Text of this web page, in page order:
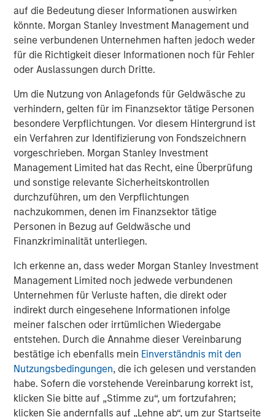
auf die Bedeutung dieser Informationen auswirken
könnte. Morgan Stanley Investment Management und
seine verbundenen Unternehmen haften jedoch weder
für die Richtigkeit dieser Informationen noch für Fehler
oder Auslassungen durch Dritte.
Um die Nutzung von Anlagefonds für Geldwäsche zu
verhindern, gelten für im Finanzsektor tätige Personen
besondere Verpflichtungen. Vor diesem Hintergrund ist
ein Verfahren zur Identifizierung von Fondszeichnern
vorgeschrieben. Morgan Stanley Investment
Management Limited hat das Recht, eine Überprüfung
und sonstige relevante Sicherheitskontrollen
durchzuführen, um den Verpflichtungen
nachzukommen, denen im Finanzsektor tätige
Personen in Bezug auf Geldwäsche und
Finanzkriminalität unterliegen.
Ich erkenne an, dass weder Morgan Stanley Investment
Management Limited noch jedwede verbundenen
Unternehmen für Verluste haften, die direkt oder
indirekt durch eingesehene Informationen infolge
meiner falschen oder irrtümlichen Wiedergabe
entstehen. Durch die Annahme dieser Vereinbarung
bestätige ich ebenfalls mein Einverständnis mit den
Nutzungsbedingungen, die ich gelesen und verstanden
habe. Sofern die vorstehende Vereinbarung korrekt ist,
klicken Sie bitte auf „Stimme zu“, um fortzufahren;
klicken Sie andernfalls auf „Lehne ab“, um zur Startseite
outperformance in the coming year. Our outlook calls for
global growth to moderate yet remain positive, with the
potential to reaccelerate in the second half. Corporate
fundamentals appear solid, supported by rising profits,
while the promise of AI-driven productivity gains looms
large.
Key themes for 2026 include:
Constructive global growth, with the U.S. and select
emerging markets leading the way.
Fiscal stimulus and an AI-driven capital expenditure
boom fueling demand.
Most central banks are poised to cut or to be on
hold, supporting risk assets and credit.
agency MBS, and emerging markets.
The need for selectivity as heavy supply and
shifting buyer bases test market resilience.
While investment grade and high yield corporates face
record issuance and tight spreads, and sovereigns
contend with fiscal constraints, we see the best
opportunities in securitized credit. In fact, our highest
conviction for 2026 is in the securitized space—agency
and non-agency MBS, CMBS, and ABS. We believe these